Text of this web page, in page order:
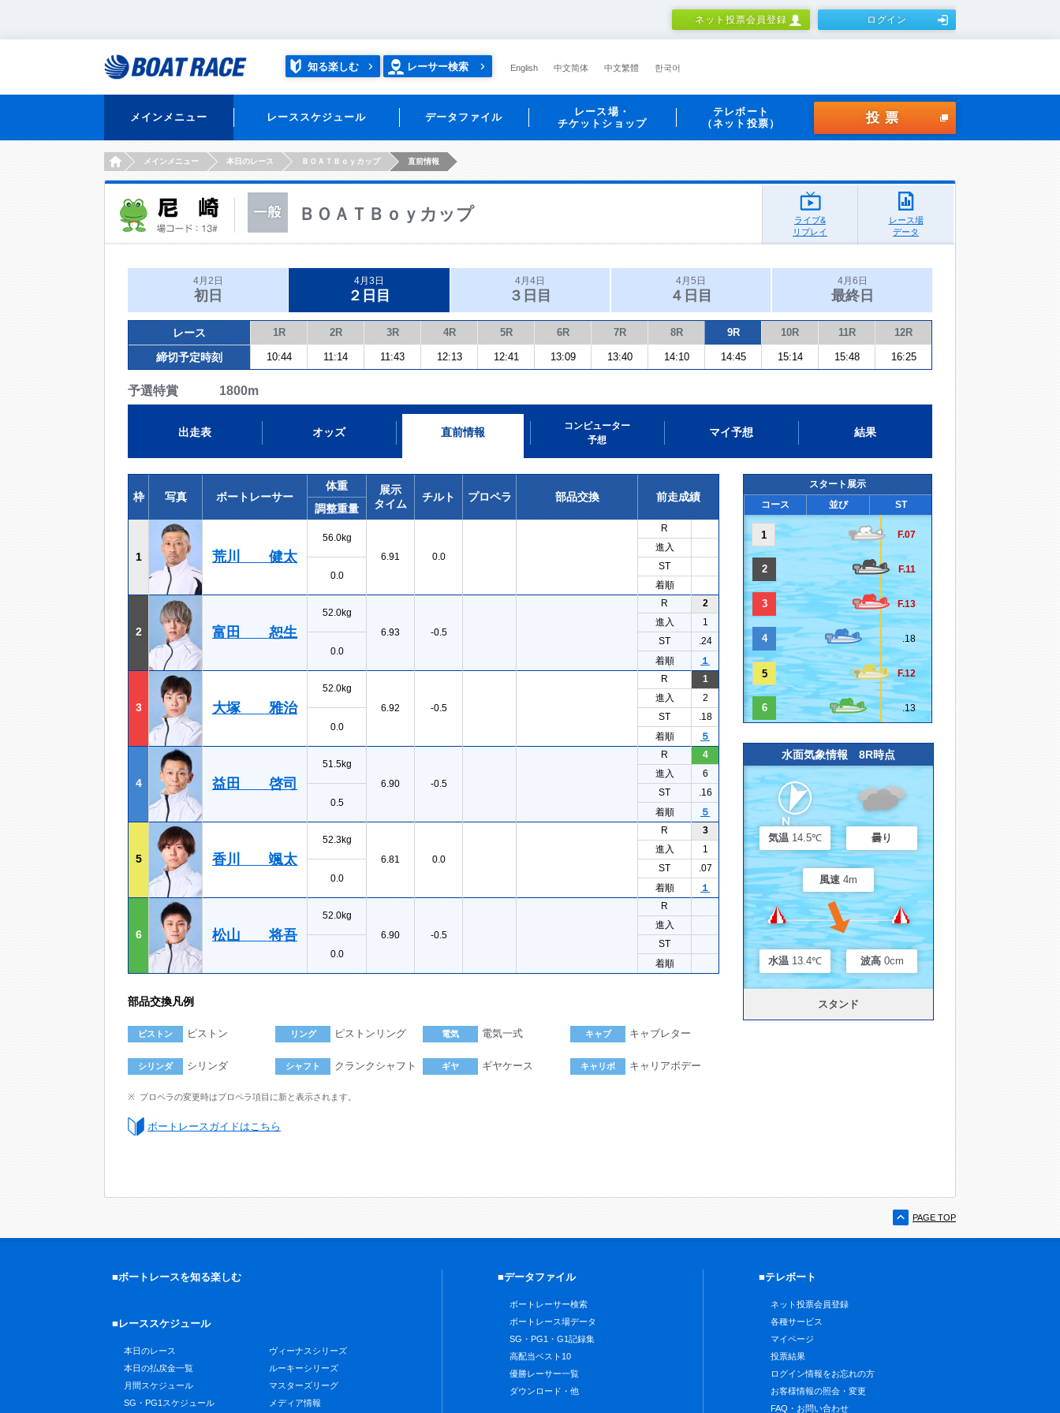
ネット投票会員登録 ログイン
知る楽しむ レーサー検索 English 中文简体 中文繁體 한국어
メインメニュー レーススケジュール データファイル
レース場・
チケットショップ
テレボート
（ネット投票）
投票
HOMEメインメニュー 本日のレース ＢＯＡＴＢｏｙカップ 直前情報
ＢＯＡＴＢｏｙカップ
ライブ&
リプレイ
レース場
データ
4月2日
初日
4月3日
２日目
4月4日
３日目
4月5日
４日目
4月6日
最終日
レース 1R 2R 3R 4R 5R 6R 7R 8R 9R 10R 11R 12R
締切予定時刻 10:44 11:14 11:43 12:13 12:41 13:09 13:40 14:10 14:45 15:14 15:48 16:25
予選特賞 1800m
出走表 オッズ 直前情報
コンピューター
予想
マイ予想 結果
枠 写真 ボートレーサー
体重
展示
タイム
チルト プロペラ 部品交換
前走成績
調整重量
1 荒川 健太
56.0kg
6.91
0.0
R
進入
0.0
ST
着順
2 富田 恕生
52.0kg
6.93
-0.5
R
2
進入
1
0.0
ST
.24
着順
１
3 大塚 雅治
52.0kg
6.92
-0.5
R
1
進入
2
0.0
ST
.18
着順
５
4 益田 啓司
51.5kg
6.90
-0.5
R
4
進入
6
0.5
ST
.16
着順
５
5 香川 颯太
52.3kg
6.81
0.0
R
3
進入
1
0.0
ST
.07
着順
１
6 松山 将吾
52.0kg
6.90
-0.5
R
進入
0.0
ST
着順
部品交換凡例
ピストン ピストン リング ピストンリング 電気 電気一式 キャブ キャブレター
シリンダ シリンダ シャフト クランクシャフト ギヤ ギヤケース キャリボ キャリアボデー
プロペラの変更時はプロペラ項目に新と表示されます。
ボートレースガイドはこちら
スタート展示
コース
並び ST
1 F.07
2 F.11
3 F.13
4 .18
5 F.12
6 .13
水面気象情報 8R時点
気温 14.5℃ 曇り
風速 4m
水温 13.4℃ 波高 0cm
スタンド
PAGE TOP
■ボートレースを知る楽しむ
■レーススケジュール
本日のレース
本日の払戻金一覧
月間スケジュール
SG・PG1スケジュール
ヴィーナスシリーズ
ルーキーシリーズ
マスターズリーグ
メディア情報
■データファイル
ボートレーサー検索
ボートレース場データ
SG・PG1・G1記録集
高配当ベスト10
優勝レーサー一覧
ダウンロード・他
■テレボート
ネット投票会員登録
各種サービス
マイページ
投票結果
ログイン情報をお忘れの方
お客様情報の照会・変更
FAQ・お問い合わせ